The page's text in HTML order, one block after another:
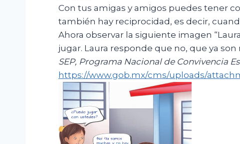
Con tus amigas y amigos puedes tener
también hay reciprocidad, es decir,
Ahora observar la siguiente imagen
jugar. Laura responde que no, que ya son
SEP, Programa Nacional de Convivencia
https://www.gob.mx/cms/uploads/